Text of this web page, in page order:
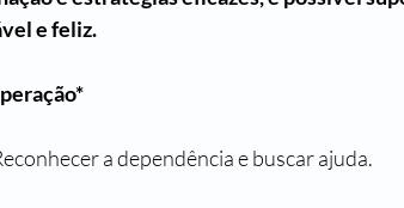
e feliz.
a dependência e buscar ajuda.